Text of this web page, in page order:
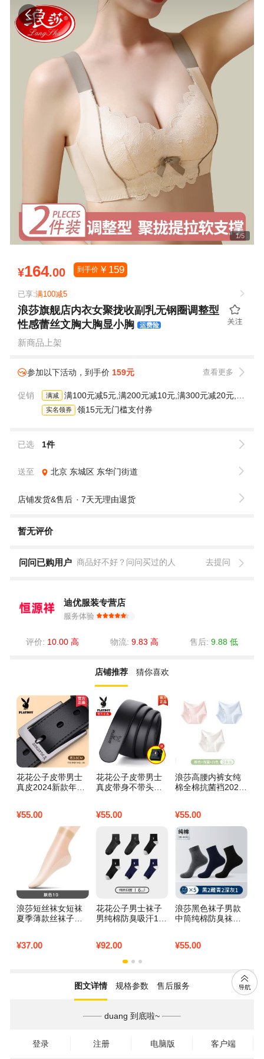
1/5
¥164.00 到手价￥ 159
已享:满100减5
浪莎旗舰店内衣女聚拢收副乳无钢圈调整型
性感蕾丝文胸大胸显小胸 运费险
新商品上架
参加以下活动，到手价 159元 查看更多
促销 满减
实名领券 领15元无门槛支付券
已选 1件
送至 北京 东城区 东华门街道
店铺发货&售后 7天无理由退货
暂无评价
问问已购用户 商品好不好？问问买过的人 去提问
迪优服装专营店
服务体验
评价: 10.00 高 物流: 9.83 高 售后:9.88 低
店铺推荐 猜你喜欢
花花公子皮带男士
真皮2024新款年轻
m 专柜礼盒1942
¥55.00
花花公子皮带男士
真皮带身不带头无
m 黑色沙粒纹带身
¥55.00
浪莎高腰内裤女纯
棉全棉抗菌裆2025
(建议145-175斤)
粉色+浅蓝+白色(3
条装)
¥55.00
浪莎短丝袜女短袜
夏季薄款丝袜子短
棉底防滑防勾丝适
¥37.00
花花公子男士袜子
男纯棉防臭吸汗10
刺绣收藏加购赠运
费险防臭 100%纯
¥92.00
浪莎黑色袜子男款
中筒纯棉防臭袜春
均码39-44多款可选
纯棉中筒纯色款黑2
藏青2深灰1共5双
¥55.00
图文详情 规格参数 售后服务
duang 到底啦~
登录 注册 电脑版 客户端